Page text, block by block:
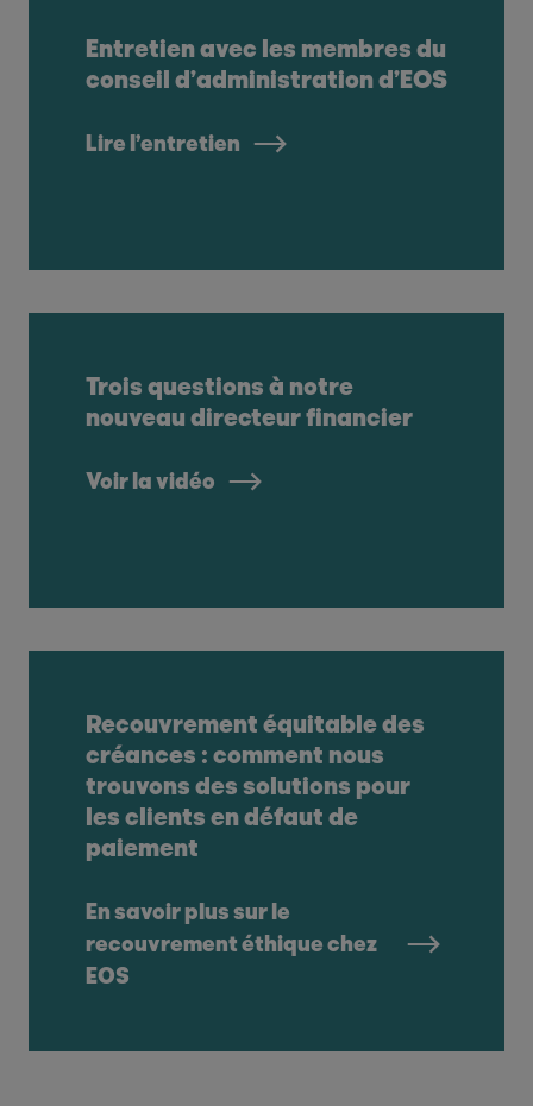
Entretien avec les membres du
conseil d’administration d’EOS
Lire l’entretien
Trois questions à notre
nouveau directeur financier
Voir la vidéo
Recouvrement équitable des
créances : comment nous
trouvons des solutions pour
les clients en défaut de
paiement
En savoir plus sur le
recouvrement éthique chez
EOS